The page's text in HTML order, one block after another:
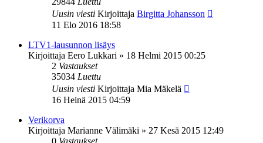
Uusin viesti Kirjoittaja Birgitta Johansson
11 Elo 2016 18:58
LTV1-lausunnon lisäys
Kirjoittaja Eero Lukkari » 18 Helmi 2015 00:25
2 Vastaukset
35034 Luettu
Uusin viesti Kirjoittaja Mia Mäkelä
16 Heinä 2015 04:59
Verikorva
Kirjoittaja Marianne Välimäki » 27 Kesä 2015 12:49
0 Vastaukset